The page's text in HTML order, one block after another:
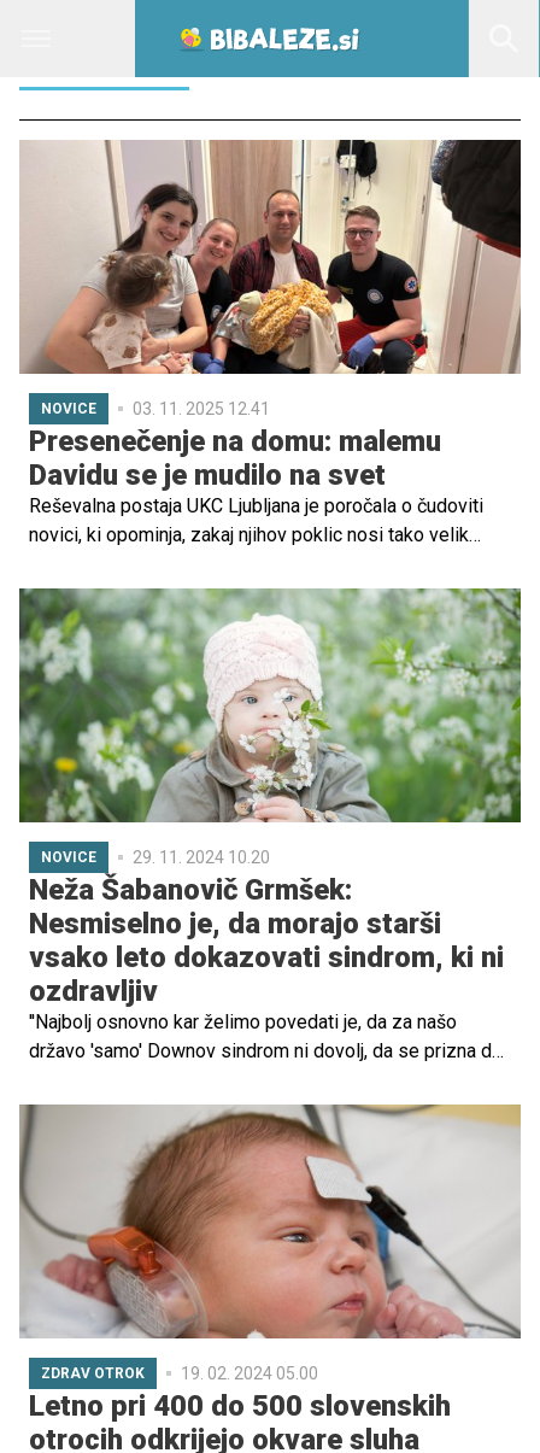
ZDRAVSTVO
NOVICE 03. 11. 2025 12.41
Presenečenje na domu: malemu
Davidu se je mudilo na svet
Reševalna postaja UKC Ljubljana je poročala o čudoviti
novici, ki opominja, zakaj njihov poklic nosi tako velik
datum rojstva in se odločil, da bo na svet prijokal kar
doma.
NOVICE 29. 11. 2024 10.20
Neža Šabanovič Grmšek:
Nesmiselno je, da morajo starši
vsako leto dokazovati sindrom, ki ni
ozdravljiv
''Najbolj osnovno kar želimo povedati je, da za našo
državo 'samo' Downov sindrom ni dovolj, da se prizna da
nesmiselno je, da morajo starši vsako leto dokazovati
sindrom, ki ni ozdravljiv, ki se ga ne da operirat ali
spremeniti. Ravno nasprotno, jasno je, da imajo otroci z
DS vsako leto več diagnoz in težav.'' poudarja mama
osemletnega otroka z Downovim sindromom Neža
Šabanovič Grmšek. Poglejmo si podrobno problematiko,
ki pesti starše otrok z Downovim sindromom.
ZDRAV OTROK 19. 02. 2024 05.00
Letno pri 400 do 500 slovenskih
otrocih odkrijejo okvare sluha